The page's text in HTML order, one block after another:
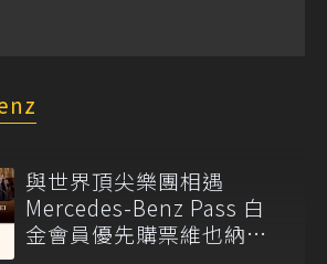
與世界頂尖樂團相遇
Mercedes-Benz Pass 白
金會員優先購票維也納愛